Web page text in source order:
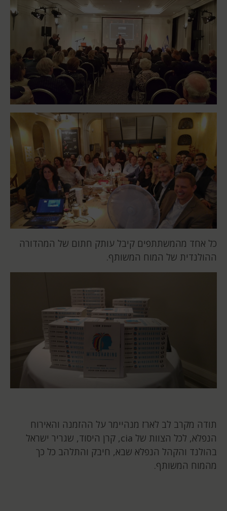
כל אחד מהמשתתפים קיבל עותק חתום של המהדורה
ההולנדית של המוח המשותף.
תודה מקרב לב לארז מנהיימר על ההזמנה והאירוח
הנפלא, לכל הצוות של cia, קרן היסוד, שגריר ישראל
בהולנד והקהל הנפלא שבא, חיבק והתלהב כל כך
מהמוח המשותף.